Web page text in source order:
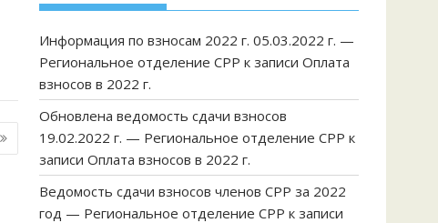
Информация по взносам 2022 г. 05.03.2022 г. —
Региональное отделение СРР к записи Оплата
взносов в 2022 г.
Обновлена ведомость сдачи взносов
19.02.2022 г. — Региональное отделение СРР к
записи Оплата взносов в 2022 г.
Ведомость сдачи взносов членов СРР за 2022
год — Региональное отделение СРР к записи